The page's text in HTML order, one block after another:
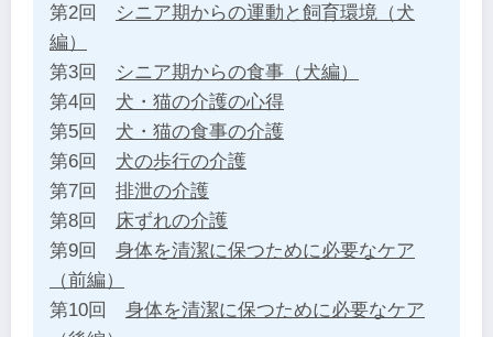
第2回
シニア期からの運動と飼育環境（犬
編）
第3回
シニア期からの食事（犬編）
第4回 犬・猫の介護の心得
第5回 犬・猫の食事の介護
第6回 犬の歩行の介護
第7回 排泄の介護
第8回
床ずれの介護
第9回 身体を清潔に保つために必要なケア
（前編）
第10回 身体を清潔に保つために必要なケア